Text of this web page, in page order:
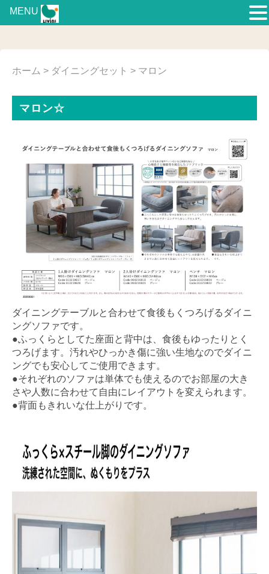
ホーム > ダイニングセット > マロン
マロン☆
ダイニングテーブルと合わせて食後もくつろげるダイニ
ングソファです。
●ふっくらとしてた座面と背中は、食後もゆったりとく
つろげます。汚れやひっかき傷に強い生地なのでダイニ
ングでも安心してご使用できます。
●それぞれのソファは単体でも使えるのでお部屋の大き
さや人数に合わせて自由にレイアウトを変えられます。
●背面もきれいな仕上がりです。
MENU